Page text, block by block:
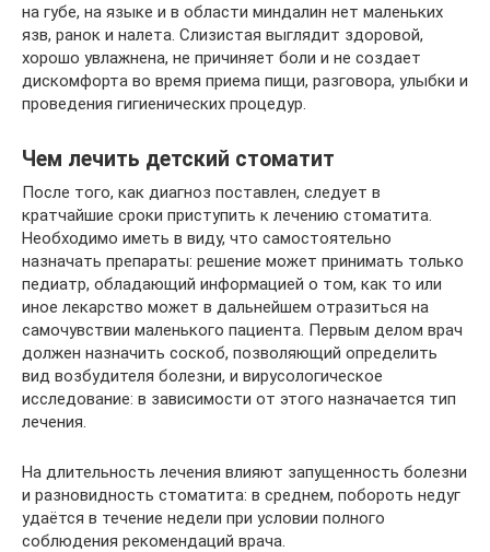
на губе, на языке и в области миндалин нет маленьких
язв, ранок и налета. Слизистая выглядит здоровой,
хорошо увлажнена, не причиняет боли и не создает
дискомфорта во время приема пищи, разговора, улыбки и
проведения гигиенических процедур.
Чем лечить детский стоматит
После того, как диагноз поставлен, следует в
кратчайшие сроки приступить к лечению стоматита.
Необходимо иметь в виду, что самостоятельно
назначать препараты: решение может принимать только
педиатр, обладающий информацией о том, как то или
иное лекарство может в дальнейшем отразиться на
самочувствии маленького пациента. Первым делом врач
должен назначить соскоб, позволяющий определить
вид возбудителя болезни, и вирусологическое
исследование: в зависимости от этого назначается тип
лечения.
На длительность лечения влияют запущенность болезни
и разновидность стоматита: в среднем, побороть недуг
удаётся в течение недели при условии полного
соблюдения рекомендаций врача.